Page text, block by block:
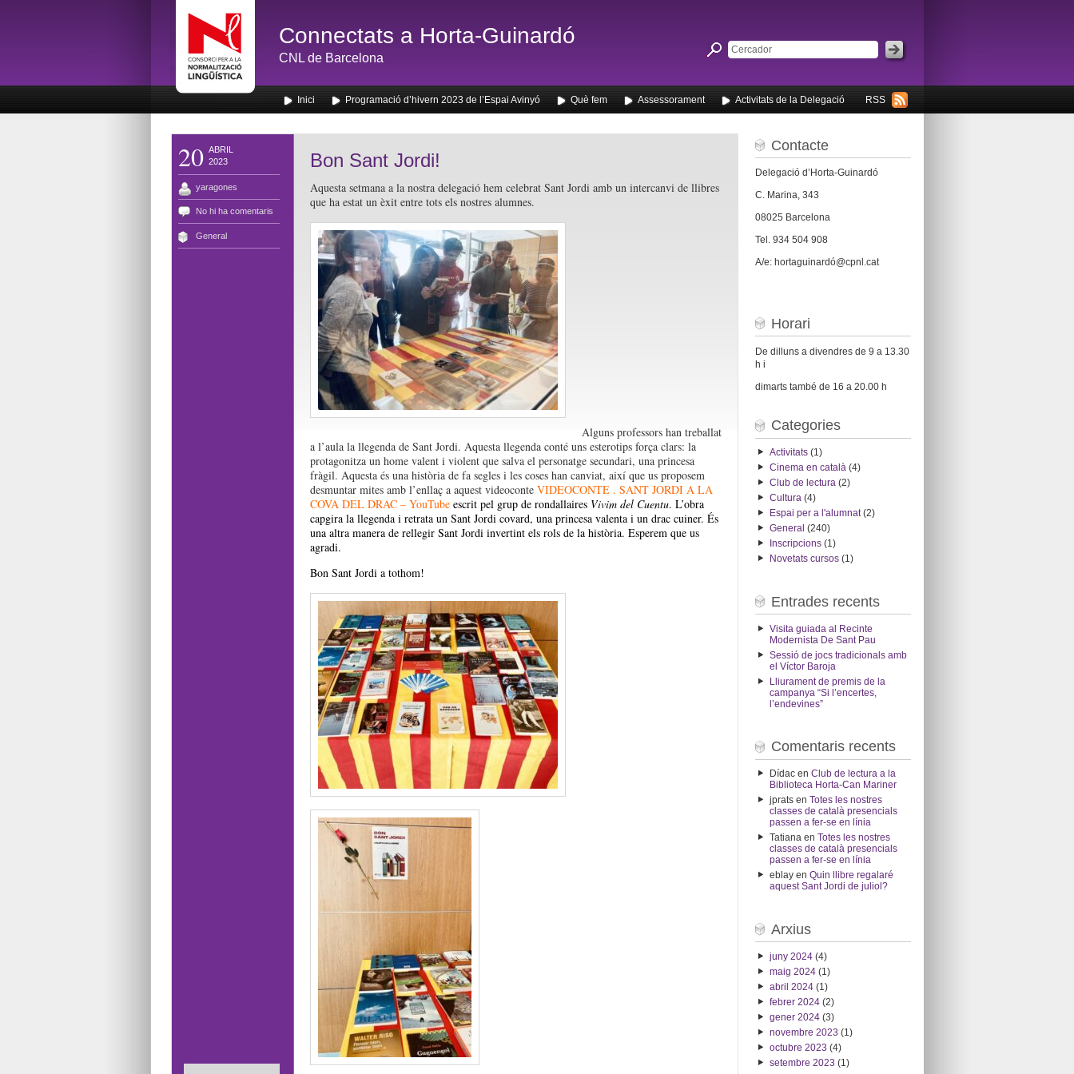
Connectats a Horta-Guinardó
CNL de Barcelona
RSS
Inici Programació d’hivern 2023 de l’Espai Avinyó Què fem Assessorament Activitats de la Delegació
20 ABRIL
2023
yaragones
No hi ha comentaris
General
Bon Sant Jordi!
Aquesta setmana a la nostra delegació hem celebrat Sant Jordi amb un intercanvi de llibres
que ha estat un èxit entre tots els nostres alumnes.
Alguns professors han treballat
a l’aula la llegenda de Sant Jordi. Aquesta llegenda conté uns esterotips força clars: la
protagonitza un home valent i violent que salva el personatge secundari, una princesa
fràgil. Aquesta és una història de fa segles i les coses han canviat, així que us proposem
desmuntar mites amb l’enllaç a aquest videoconte VIDEOCONTE . SANT JORDI A LA
COVA DEL DRAC – YouTube escrit pel grup de rondallaires Vivim del Cuentu. L’obra
capgira la llegenda i retrata un Sant Jordi covard, una princesa valenta i un drac cuiner. És
una altra manera de rellegir Sant Jordi invertint els rols de la història. Esperem que us
agradi.
Bon Sant Jordi a tothom!
Contacte
Delegació d’Horta-Guinardó
C. Marina, 343
08025 Barcelona
Tel. 934 504 908
A/e: hortaguinardó@cpnl.cat
Horari
De dilluns a divendres de 9 a 13.30
h i
dimarts també de 16 a 20.00 h
Categories
Activitats(1)
Cinema en català(4)
Club de lectura(2)
Cultura(4)
Espai per a l'alumnat(2)
General (240)
Inscripcions(1)
Novetats cursos(1)
Entrades recents
Visita guiada al Recinte
Modernista De Sant Pau
Sessió de jocs tradicionals amb
el Víctor Baroja
Lliurament de premis de la
campanya “Si l’encertes,
l’endevines”
Comentaris recents
Dídacen Club de lectura a la
Biblioteca Horta-Can Mariner
jpratsen Totes les nostres
classes de català presencials
passen a fer-se en línia
Tatianaen Totes les nostres
classes de català presencials
passen a fer-se en línia
eblayen Quin llibre regalaré
aquest Sant Jordi de juliol?
Arxius
juny 2024(4)
maig 2024(1)
abril 2024(1)
febrer 2024(2)
gener 2024(3)
novembre 2023 (1)
octubre 2023 (4)
setembre 2023 (1)